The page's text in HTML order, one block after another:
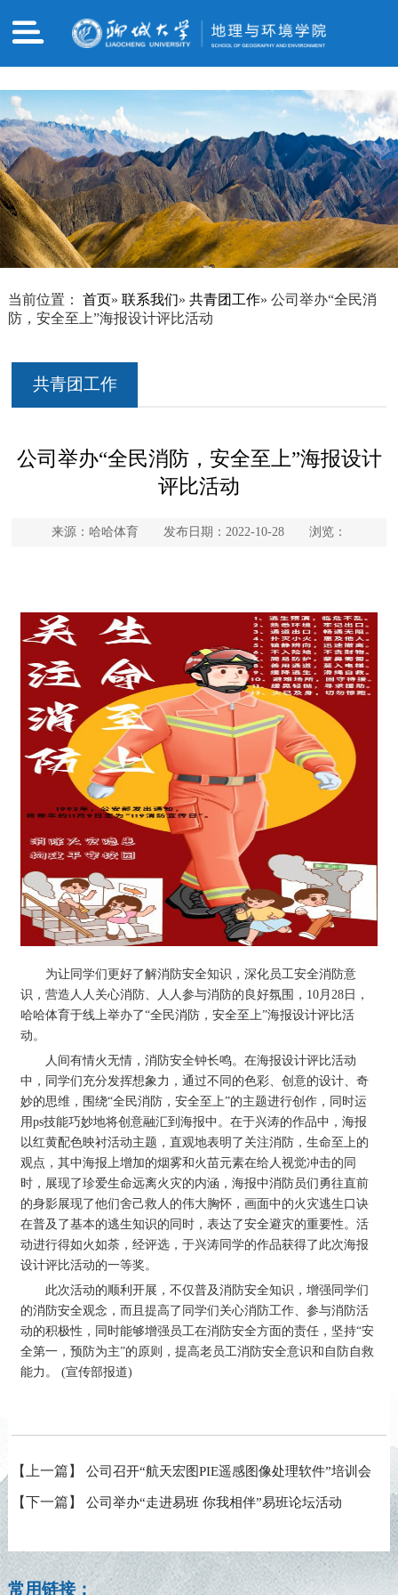
哈哈体育·(haha)十年运营,信誉无忧
当前位置： 首页» 联系我们» 共青团工作» 公司举办“全民消
防，安全至上”海报设计评比活动
共青团工作
公司举办“全民消防，安全至上”海报设计
评比活动
来源：哈哈体育 发布日期：2022-10-28 浏览：
为让同学们更好了解消防安全知识，深化员工安全消防意
识，营造人人关心消防、人人参与消防的良好氛围，10月28日，
哈哈体育于线上举办了“全民消防，安全至上”海报设计评比活
动。
人间有情火无情，消防安全钟长鸣。在海报设计评比活动
中，同学们充分发挥想象力，通过不同的色彩、创意的设计、奇
妙的思维，围绕“全民消防，安全至上”的主题进行创作，同时运
用ps技能巧妙地将创意融汇到海报中。在于兴涛的作品中，海报
以红黄配色映衬活动主题，直观地表明了关注消防，生命至上的
观点，其中海报上增加的烟雾和火苗元素在给人视觉冲击的同
时，展现了珍爱生命远离火灾的内涵，海报中消防员们勇往直前
的身影展现了他们舍己救人的伟大胸怀，画面中的火灾逃生口诀
在普及了基本的逃生知识的同时，表达了安全避灾的重要性。活
动进行得如火如荼，经评选，于兴涛同学的作品获得了此次海报
设计评比活动的一等奖。
此次活动的顺利开展，不仅普及消防安全知识，增强同学们
的消防安全观念，而且提高了同学们关心消防工作、参与消防活
动的积极性，同时能够增强员工在消防安全方面的责任，坚持“安
全第一，预防为主”的原则，提高老员工消防安全意识和自防自救
能力。 (宣传部报道)
【上一篇】公司召开“航天宏图PIE遥感图像处理软件”培训会
【下一篇】公司举办“走进易班 你我相伴”易班论坛活动
常用链接：